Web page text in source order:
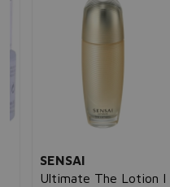
SENSAI
Ultimate The Lotion I